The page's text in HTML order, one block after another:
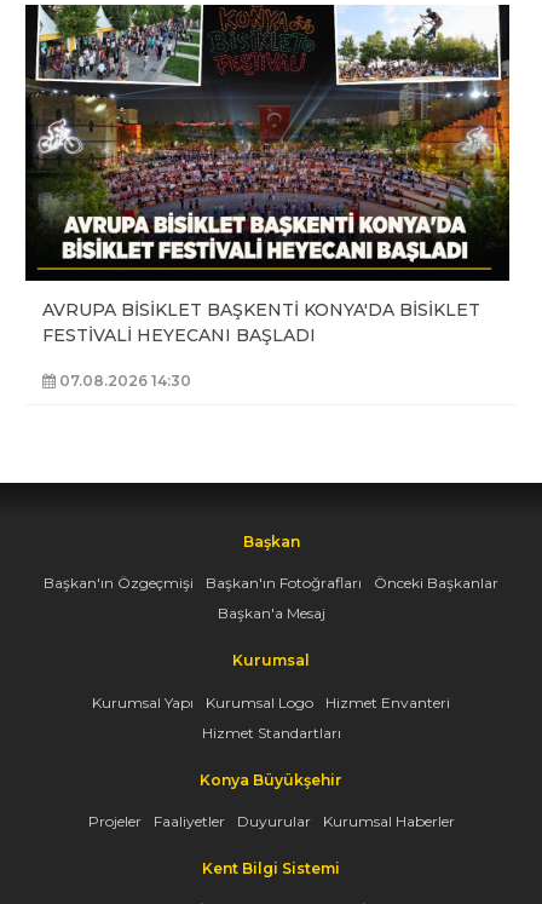
AVRUPA BİSİKLET BAŞKENTİ KONYA'DA BİSİKLET
FESTİVALİ HEYECANI BAŞLADI
07.08.2026 14:30
Başkan
Başkan'ın Özgeçmişi Başkan'ın Fotoğrafları
Önceki Başkanlar
Başkan'a Mesaj
Kurumsal
Kurumsal Yapı Kurumsal Logo
Hizmet Envanteri
Hizmet Standartları
Konya Büyükşehir
Projeler Faaliyetler Duyurular Kurumsal Haberler
Kent Bilgi Sistemi